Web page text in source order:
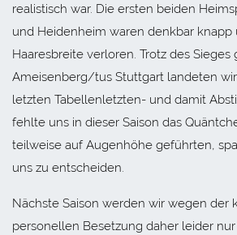
realistisch war. Die ersten beiden
und Heidenheim waren denkbar
Haaresbreite verloren. Trotz des Sieges
Ameisenberg/tus Stuttgart landeten
letzten Tabellenletzten- und damit
fehlte uns in dieser Saison das
teilweise auf Augenhöhe geführten,
uns zu entscheiden.
Nächste Saison werden wir wegen der
personellen Besetzung daher leider